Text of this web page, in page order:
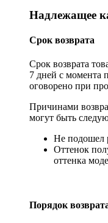
Надлежащее
Срок возврата
Срок возврата
7 дней с момента
оговорено при
Причинами
могут быть
Не подошел
Оттенок
оттенка
Порядок